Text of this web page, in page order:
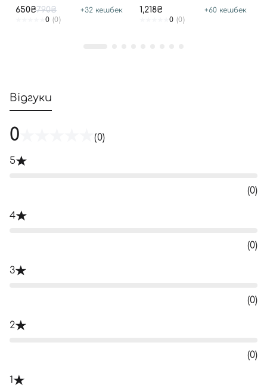
650₴790₴ +32 кешбек
0 (0)
1,218₴ +60 кешбек
0 (0)
Відгуки
0 (0)
5
(0)
4
(0)
3
(0)
2
(0)
1